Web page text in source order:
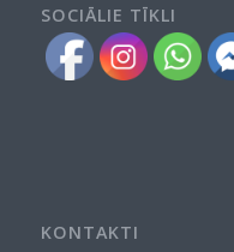
SOCIĀLIE TĪKLI
KONTAKTI